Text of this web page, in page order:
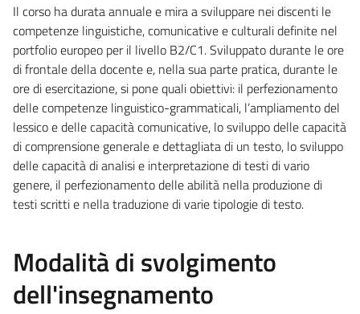
Il corso ha durata annuale e mira a sviluppare nei discenti le
competenze linguistiche, comunicative e culturali definite nel
portfolio europeo per il livello B2/C1. Sviluppato durante le ore
di frontale della docente e, nella sua parte pratica, durante le
ore di esercitazione, si pone quali obiettivi: il perfezionamento
delle competenze linguistico-grammaticali, l’ampliamento del
lessico e delle capacità comunicative, lo sviluppo delle capacità
di comprensione generale e dettagliata di un testo, lo sviluppo
delle capacità di analisi e interpretazione di testi di vario
genere, il perfezionamento delle abilità nella produzione di
testi scritti e nella traduzione di varie tipologie di testo.
Modalità di svolgimento
dell'insegnamento